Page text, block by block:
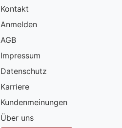
Kontakt
Anmelden
AGB
Impressum
Datenschutz
Karriere
Kundenmeinungen
Über uns